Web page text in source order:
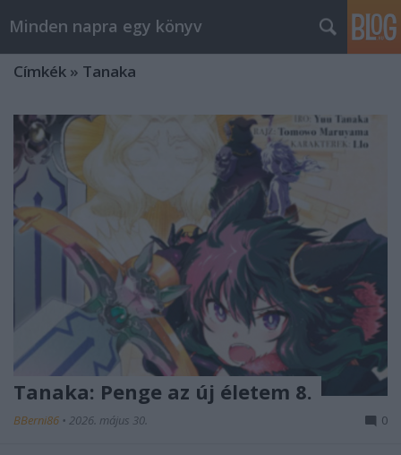
Minden napra egy könyv
Címkék » Tanaka
Tanaka: Penge az új életem 8.
BBerni86 • 2026. május 30. 0